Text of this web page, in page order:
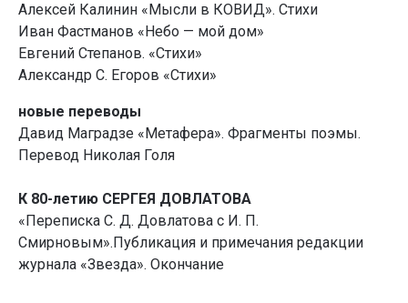
Алексей Калинин «Мысли в КОВИД». Стихи
Иван Фастманов «Небо — мой дом»
Евгений Степанов. «Стихи»
Александр С. Егоров «Стихи»
новые переводы
Давид Маградзе «Метафера». Фрагменты поэмы.
Перевод Николая Голя
К 80-летию СЕРГЕЯ ДОВЛАТОВА
«Переписка С. Д. Довлатова с И. П.
Смирновым».Публикация и примечания редакции
журнала «Звезда». Окончание